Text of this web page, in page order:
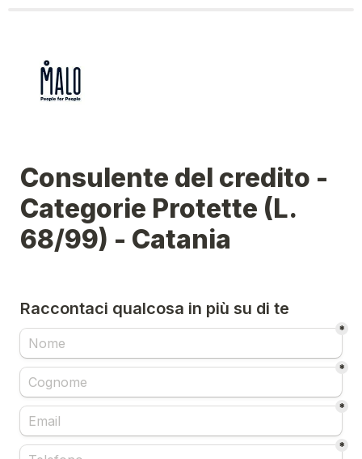
Consulente del credito -
Categorie Protette (L.
68/99) - Catania
Raccontaci qualcosa in più su di te
*
*
*
*